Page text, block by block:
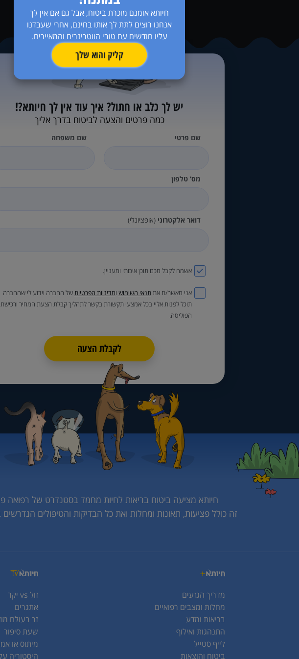
חיותא אומנם מוכרת ביטוח, אבל גם אם אין לך
אנחנו רוצים לתת לך אותו בחינם, אחרי שעבדנו
עליו חודשים עם טובי הווטרינרים והמאיירים.
קליק והוא שלך
יש לך כלב או חתול? איך עוד אין לך חיותא?!
כמה פרטים והצעה לביטוח בדרך אליך
שם פרטי שם משפחה
מס’ טלפון
דואר אלקטרוני (אופציונלי)
אשמח לקבל מכם תוכן איכותי ומעניין.
אני מאשר/ת אתתנאי השימוש ומדיניות הפרטיותשל החברה וידוע לי שהחברה
תוכל לפנות אליי בכל אמצעי תקשורת בקשר לתהליך קבלת הצעת המחיר ורכישת
הפוליסה.
לקבלת הצעה
חיותא מציעה ביטוח בריאות לחיות מחמד בסטנדרט של רפואה
זה כולל פציעות, תאונות ומחלות ואת כל הבדיקות והטיפולים הנדרשים
מדריך הגזעים
מחלות ומצבים רפואיים
בריאות ומדע
התנהגות ואילוף
לייף סטייל
ביטוח והוצאות
זול vs יקר
אתגרים
זר בעולם
שעת סיפור
מיתוס או
היסטוריה